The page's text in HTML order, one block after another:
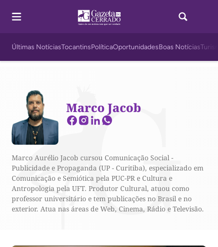
Últimas NotíciasTocantinsPolíticaOportunidadesBoas Notícias
Marco Jacob
Marco Aurélio Jacob cursou Comunicação Social -
Publicidade e Propaganda (UP - Curitiba), especializado em
Comunicação e Semiótica pela PUC-PR e Cultura e
Antropologia pela UFT. Produtor Cultural, atuou como
professor universitário e tem publicações no Brasil e no
exterior. Atua nas áreas de Web, Cinema, Rádio e Televisão.